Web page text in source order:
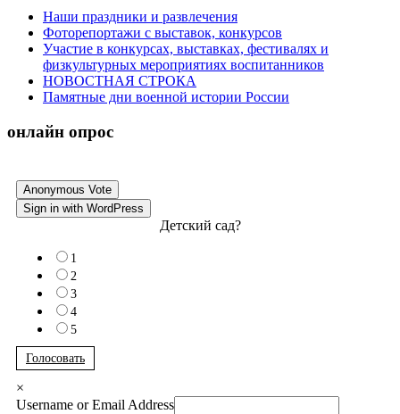
Наши праздники и развлечения
Фоторепортажи с выставок, конкурсов
Участие в конкурсах, выставках, фестивалях и
физкультурных мероприятиях воспитанников
НОВОСТНАЯ СТРОКА
Памятные дни военной истории России
онлайн опрос
Anonymous Vote
Sign in with WordPress
Детский сад?
1
2
3
4
5
Голосовать
×
Username or Email Address